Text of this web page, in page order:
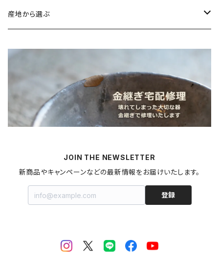
ストラップ
鯛
野菜
梅干し
麺類
パスタ
書籍・雑誌
蜜蝋ワックス
アロマストーン
拭き漆キット
産地から選ぶ
青森県
JOIN THE NEWSLETTER
新商品やキャンペーンなどの最新情報をお届けいたします。
登録